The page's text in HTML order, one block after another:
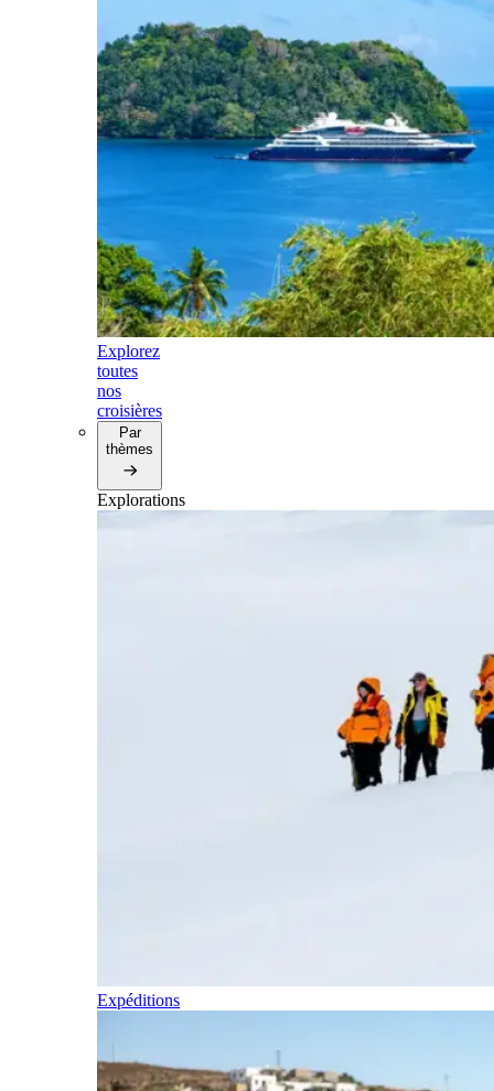
Explorez
toutes
nos
croisières
Par
thèmes
Explorations
Expéditions